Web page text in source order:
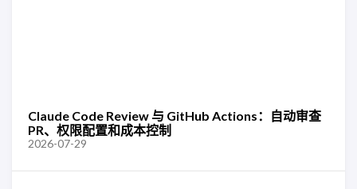
Claude Code Review 与 GitHub Actions：自动审查
PR、权限配置和成本控制
2026-07-29